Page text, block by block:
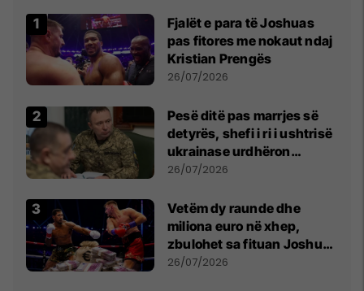
Fjalët e para të Joshuas
pas fitores me nokaut ndaj
Kristian Prengës
26/07/2026
Pesë ditë pas marrjes së
detyrës, shefi i ri i ushtrisë
ukrainase urdhëron
kontroll të madh
26/07/2026
Vetëm dy raunde dhe
miliona euro në xhep,
zbulohet sa fituan Joshua
e Prenga
26/07/2026